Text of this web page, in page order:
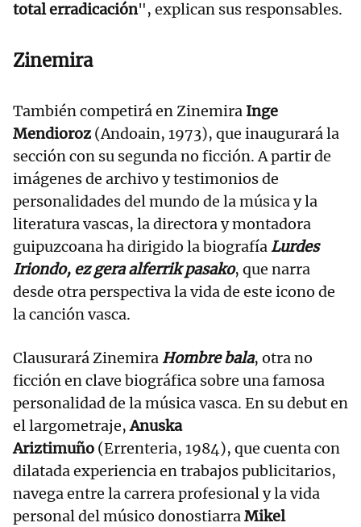
total erradicación", explican sus responsables.
Zinemira
También competirá en Zinemira Inge
Mendioroz (Andoain, 1973), que inaugurará la
sección con su segunda no ficción. A partir de
imágenes de archivo y testimonios de
personalidades del mundo de la música y la
literatura vascas, la directora y montadora
guipuzcoana ha dirigido la biografíaLurdes
Iriondo, ez gera alferrik pasako, que narra
desde otra perspectiva la vida de este icono de
la canción vasca.
Clausurará Zinemira Hombre bala, otra no
ficción en clave biográfica sobre una famosa
personalidad de la música vasca. En su debut en
el largometraje,Anuska
Ariztimuño (Errenteria, 1984), que cuenta con
dilatada experiencia en trabajos publicitarios,
navega entre la carrera profesional y la vida
personal del músico donostiarraMikel